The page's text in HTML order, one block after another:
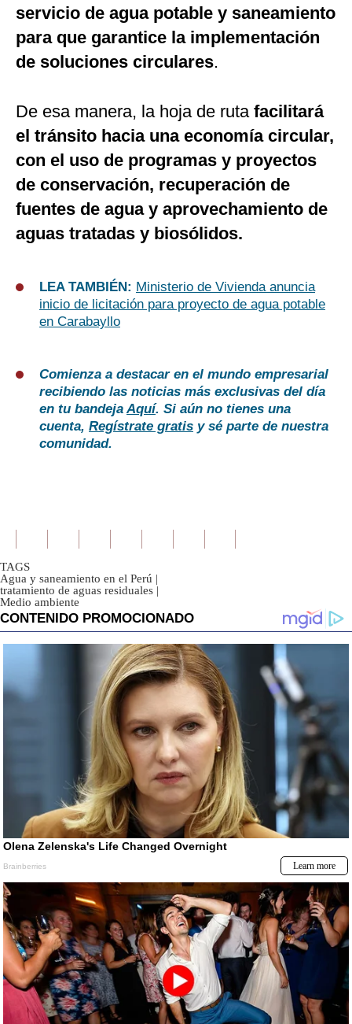
servicio de agua potable y saneamiento
para que garantice la implementación
de soluciones circulares.
De esa manera, la hoja de rutafacilitará
el tránsito hacia una economía circular,
con el uso de programas y proyectos
de conservación, recuperación de
fuentes de agua y aprovechamiento de
aguas tratadas y biosólidos.
LEA TAMBIÉN: Ministerio de Vivienda anuncia
inicio de licitación para proyecto de agua potable
en Carabayllo
Comienza a destacar en el mundo empresarial
recibiendo las noticias más exclusivas del día
en tu bandejaAquí. Si aún no tienes una
cuenta, Regístrate gratis y sé parte de nuestra
comunidad.
TAGS
Agua y saneamiento en el Perú |
tratamiento de aguas residuales |
Medio ambiente